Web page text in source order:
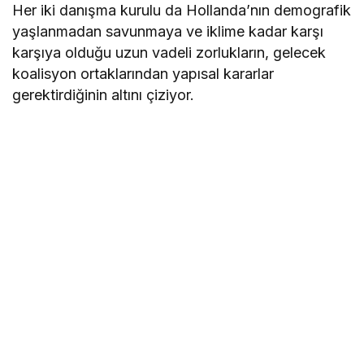
Her iki danışma kurulu da Hollanda’nın demografik
yaşlanmadan savunmaya ve iklime kadar karşı
karşıya olduğu uzun vadeli zorlukların, gelecek
koalisyon ortaklarından yapısal kararlar
gerektirdiğinin altını çiziyor.